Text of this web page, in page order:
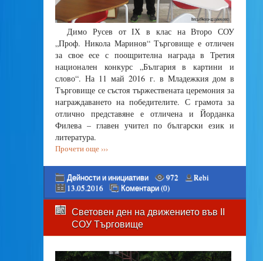
Димо Русев от ІХ в клас на Второ СОУ
„Проф. Никола Маринов“ Търговище е отличен
за свое есе с поощрителна награда в Третия
национален конкурс „България в картини и
слово“. На 11 май 2016 г. в Младежкия дом в
Търговище се състоя тържествената церемония за
награждаването на победителите. С грамота за
отлично представяне е отличена и Йорданка
Филева – главен учител по български език и
литература.
Прочети още ›››
Дейности и инициативи 972
Rebi
13.05.2016
Коментари (0)
Световен ден на движението във ІІ
СОУ Търговище